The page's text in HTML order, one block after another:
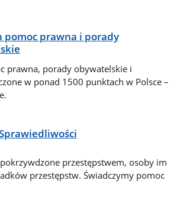
pomoc prawna i porady
prawna, porady obywatelskie i
w ponad 1500 punktach w Polsce –
przestępstwem, osoby im
przestępstw. Świadczymy pomoc